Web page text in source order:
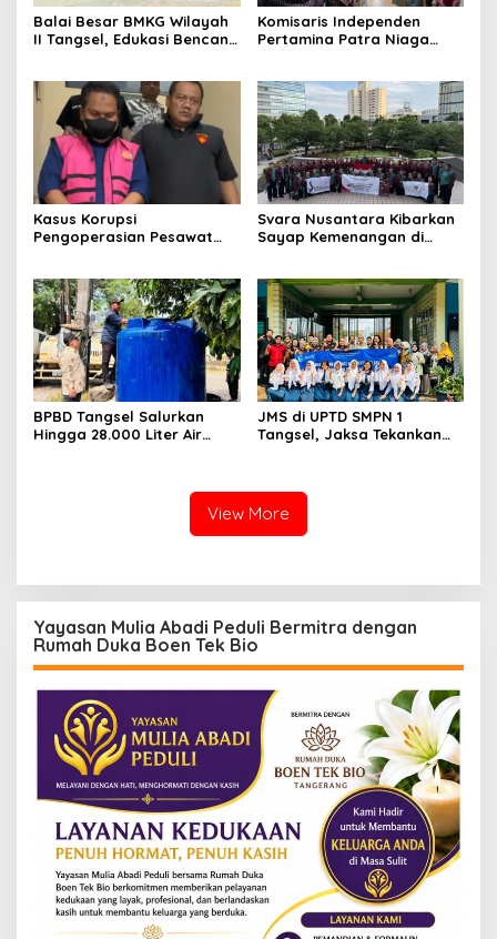
Balai Besar BMKG Wilayah
II Tangsel, Edukasi Bencana
23
Komisaris Independen
Pertamina Patra Niaga
Sentuhan Kemanusiaan dan
Keberlanjutan
Kasus Korupsi
Pengoperasian Pesawat
Tersangka
Svara Nusantara Kibarkan
Sayap Kemenangan di
BPBD Tangsel Salurkan
Hingga 28.000 Liter Air
JMS di UPTD SMPN 1
Tangsel, Jaksa Tekankan
View More
Yayasan Mulia Abadi Peduli Bermitra dengan
Rumah Duka Boen Tek Bio